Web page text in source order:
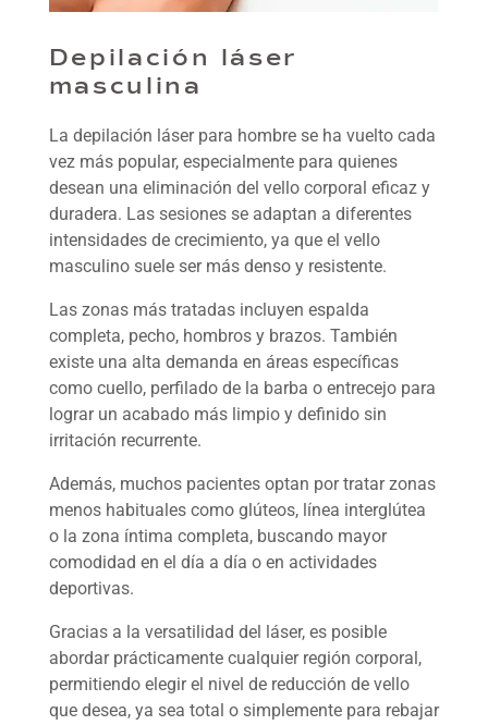
Depilación láser
masculina
La depilación láser para hombre se ha vuelto cada
vez más popular, especialmente para quienes
desean una eliminación del vello corporal eficaz y
duradera. Las sesiones se adaptan a diferentes
intensidades de crecimiento, ya que el vello
masculino suele ser más denso y resistente.
Las zonas más tratadas incluyen espalda
completa, pecho, hombros y brazos. También
existe una alta demanda en áreas específicas
como cuello, perfilado de la barba o entrecejo para
lograr un acabado más limpio y definido sin
irritación recurrente.
Además, muchos pacientes optan por tratar zonas
menos habituales como glúteos, línea interglútea
o la zona íntima completa, buscando mayor
comodidad en el día a día o en actividades
deportivas.
Gracias a la versatilidad del láser, es posible
abordar prácticamente cualquier región corporal,
permitiendo elegir el nivel de reducción de vello
que desea, ya sea total o simplemente para rebajar